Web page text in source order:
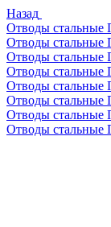
Назад
Отводы
Отводы
Отводы
Отводы
Отводы
Отводы
Отводы
Отводы